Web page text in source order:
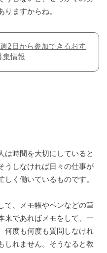
ますからね。
2日から参加できるおす
集情報
は時間を大切にしていると
うしなければ日々の仕事が
く働いているものです。
て、メモ帳やペンなどの筆
来であればメモをして、一
何度も何度も質問しなけれ
しれません。そうなると教